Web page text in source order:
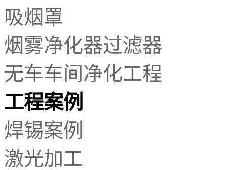
焊锡烟雾净化器技术日趋成熟，已经
成为一种标配设备在工业制造焊锡
车...
烟雾净化器/机也叫烟尘净化机/器，
是一种节能环保的吸烟净化设备，针
对产生的烟雾异味采取即刻吸走净
焊接烟气对人体的危害
一．焊接烟气对人体的危害：
吸烟罩
烟雾净化器过滤器
无车车间净化工程
工程案例
焊锡案例
激光加工